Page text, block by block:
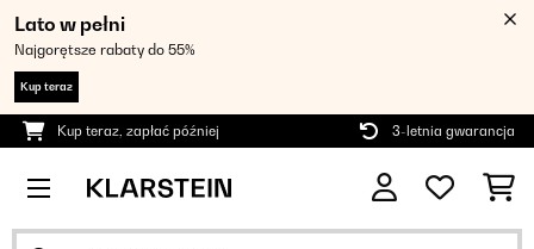
Lato w pełni
Najgorętsze rabaty do 55%
Kup teraz
Kup teraz, zapłać później 3-letnia gwarancja